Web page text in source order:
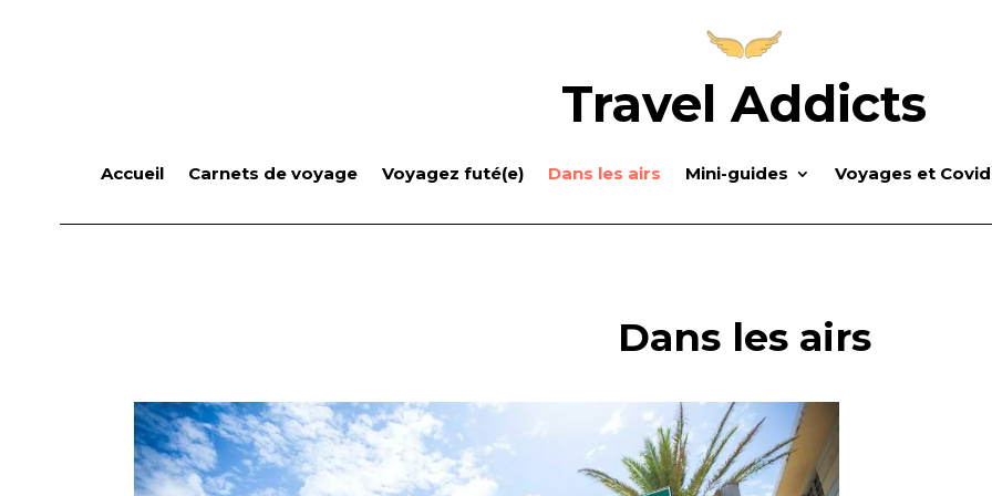
Travel Addicts
Accueil Carnets de voyage Voyagez futé(e) Dans les airs Mini-guides Voyages et Covid
Dans les airs